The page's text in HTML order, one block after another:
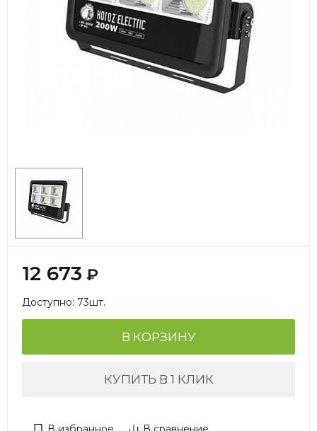
12 673 ₽
Доступно: 73шт.
В КОРЗИНУ
КУПИТЬ В 1 КЛИК